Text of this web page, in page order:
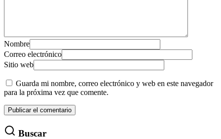
Nombre
Correo electrónico
Sitio web
Guarda mi nombre, correo electrónico y web en este navegador
para la próxima vez que comente.
Buscar